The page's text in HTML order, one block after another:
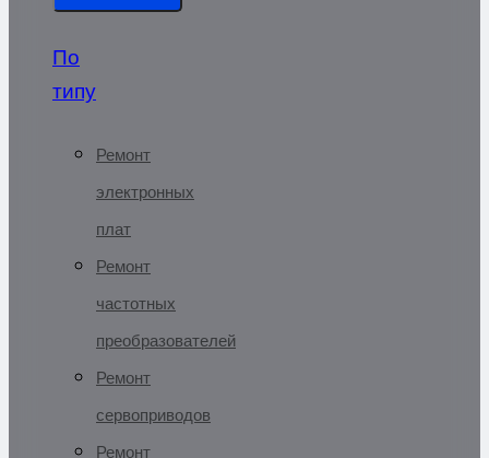
По
типу
Ремонт
электронных
плат
Ремонт
частотных
преобразователей
Ремонт
сервоприводов
Ремонт